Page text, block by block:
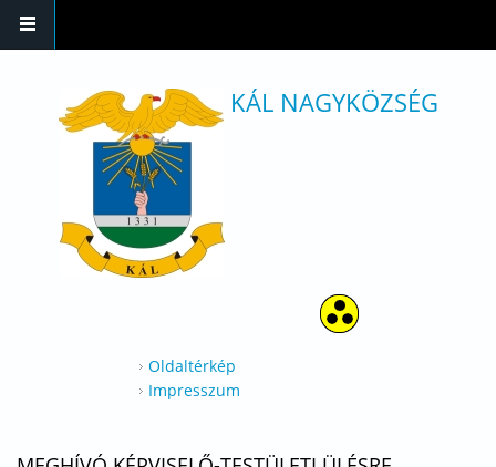
KÁL NAGYKÖZSÉG
Oldaltérkép
Impresszum